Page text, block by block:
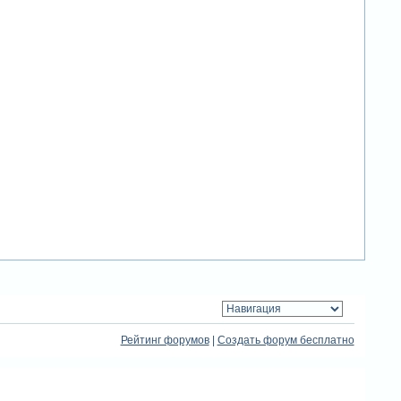
Рейтинг форумов| Создать форум бесплатно